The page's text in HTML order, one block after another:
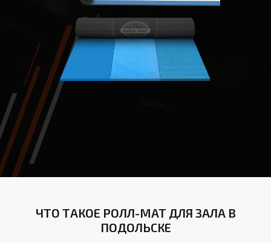
ЧТО ТАКОЕ РОЛЛ-МАТ ДЛЯ ЗАЛА В
ПОДОЛЬСКЕ